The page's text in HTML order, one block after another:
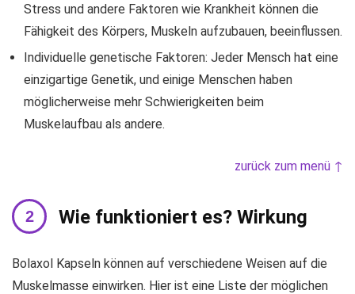
Stress und andere Faktoren wie Krankheit können die
Fähigkeit des Körpers, Muskeln aufzubauen, beeinflussen.
Individuelle genetische Faktoren: Jeder Mensch hat eine
einzigartige Genetik, und einige Menschen haben
möglicherweise mehr Schwierigkeiten beim
Muskelaufbau als andere.
zurück zum menü ↑
Wie funktioniert es? Wirkung
Bolaxol Kapseln können auf verschiedene Weisen auf die
Muskelmasse einwirken. Hier ist eine Liste der möglichen